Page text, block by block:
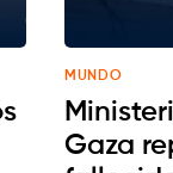
MUNDO
Gaza